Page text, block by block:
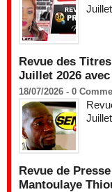
Revue des
Juillet 2026
18/07/2026 - 0
Revue de
Mantoulaye